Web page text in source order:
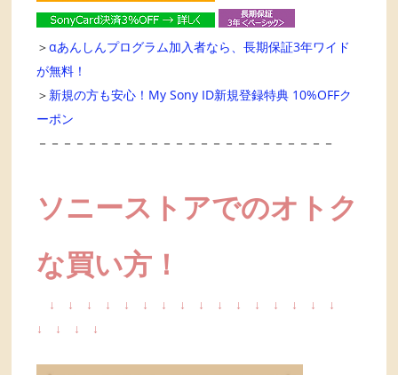
＞αあんしんプログラム加入者なら、長期保証3年ワイド
が無料！
＞ 新規の方も安心！My Sony ID新規登録特典 10%OFFク
ーポン
－－－－－－－－－－－－－－－－－－－－－－－－
ソニーストアでのオトク
な買い方！
↓ ↓ ↓ ↓ ↓ ↓ ↓ ↓ ↓ ↓ ↓ ↓ ↓ ↓ ↓
↓
↓
↓ ↓ ↓